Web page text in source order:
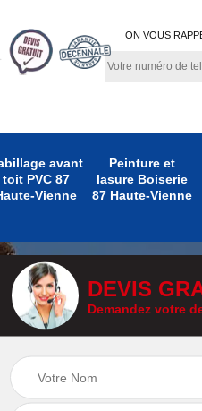
ON VOUS
avant
toit PVC 87
Vienne
Peinture et
lasure Boiserie
87 Haute-Vienne
Peinture
DEVIS
Demandez votre